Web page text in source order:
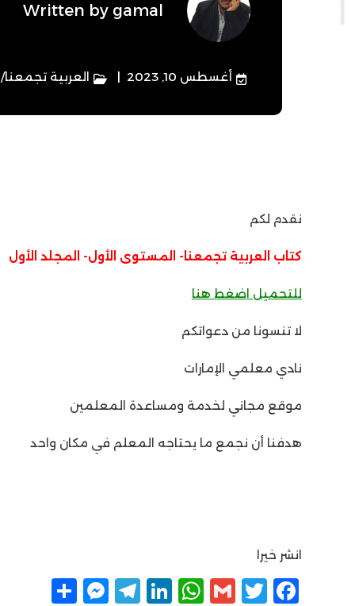
Written by gamal
أغسطس 10, 2023 العربية تجمعنا/
نقدم لكم
كتاب العربية تجمعنا- المستوى الأول- المجلد الأول
للتحميل اضغط هنا
لا تنسونا من دعواتكم
نادي معلمي الإمارات
موقع مجاني لخدمة ومساعدة المعلمين
هدفنا أن نجمع ما يحتاجه المعلم في مكان واحد
انشر خيرا
F
T
G
W
Li
T
M